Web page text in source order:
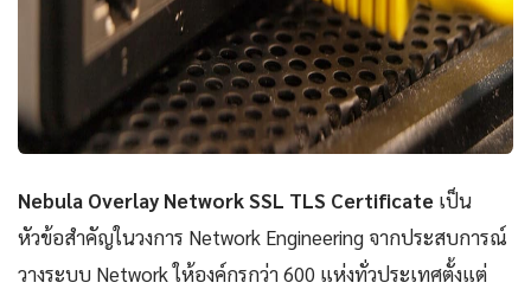
Nebula Overlay Network SSL TLS Certificate เป็น
หัวข้อสำคัญในวงการ Network Engineering จากประสบการณ์
วางระบบ Network ให้องค์กรกว่า 600 แห่งทั่วประเทศตั้งแต่